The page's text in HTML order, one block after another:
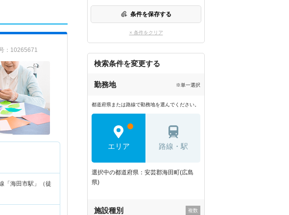
：10265671
「海田市駅」（徒
条件を保存する
× 条件をクリア
検索条件を変更する
勤務地 ※単一選択
都道府県または路線で勤務地を選んでください。
エリア 路線・駅
選択中の都道府県：安芸郡海田町(広島
県)
施設種別